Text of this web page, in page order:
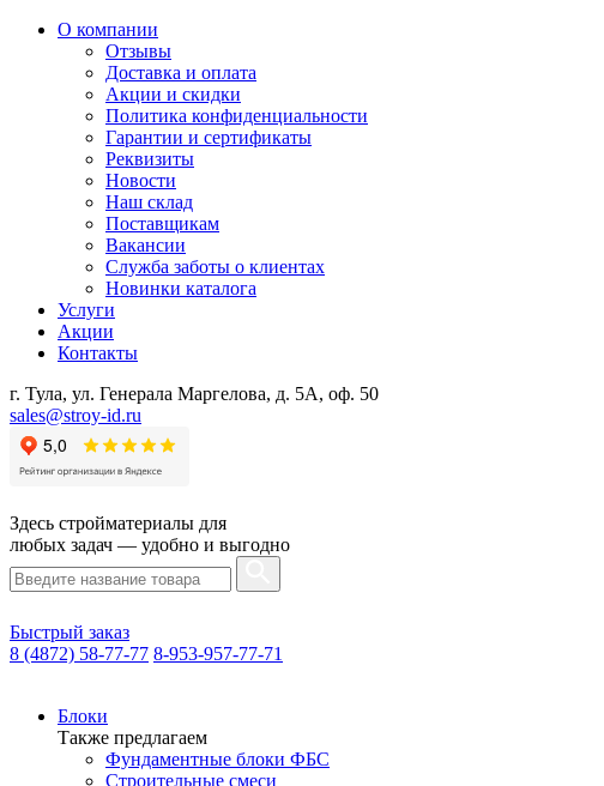
О компании
Отзывы
Доставка и оплата
Акции и скидки
Политика конфиденциальности
Гарантии и сертификаты
Реквизиты
Новости
Наш склад
Поставщикам
Вакансии
Служба заботы о клиентах
Новинки каталога
Услуги
Акции
Контакты
г. Тула, ул. Генерала Маргелова, д. 5А, оф. 50
sales@stroy-id.ru
Здесь стройматериалы для
любых задач — удобно и выгодно
Быстрый заказ
8 (4872) 58-77-77 8-953-957-77-71
Блоки
Также предлагаем
Фундаментные блоки ФБС
Строительные смеси